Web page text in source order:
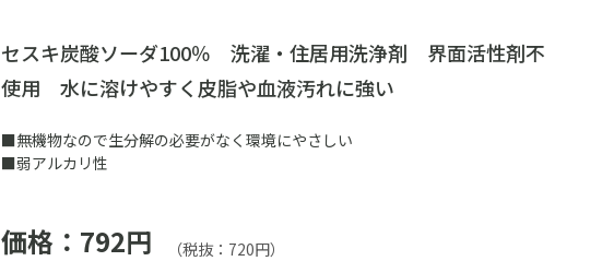
セスキ炭酸ソーダ100％ 洗濯・住居用洗浄剤 界面活性剤不
使用 水に溶けやすく皮脂や血液汚れに強い
■無機物なので生分解の必要がなく環境にやさしい
■弱アルカリ性
価格：792円 （税抜：720円）